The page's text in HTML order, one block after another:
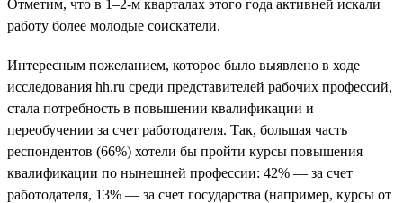
Отметим, что в 1–2-м кварталах этого года активней искали
работу более молодые соискатели.
Интересным пожеланием, которое было выявлено в ходе
исследования hh.ru среди представителей рабочих профессий,
стала потребность в повышении квалификации и
переобучении за счет работодателя. Так, большая часть
респондентов (66%) хотели бы пройти курсы повышения
квалификации по нынешней профессии: 42% — за счет
работодателя, 13% — за счет государства (например, курсы от